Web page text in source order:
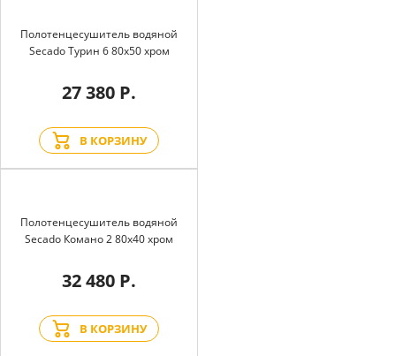
Полотенцесушитель водяной
Secado Турин 6 80x50 хром
27 380 Р.
В КОРЗИНУ
Полотенцесушитель водяной
Secado Комано 2 80x40 хром
32 480 Р.
В КОРЗИНУ